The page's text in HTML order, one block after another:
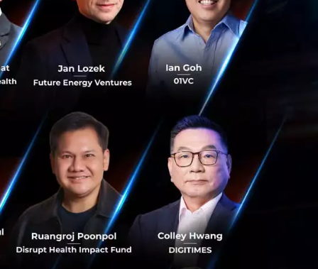
มานเฉลี่ยสูงถึง
กือบเท่าตัว
ละเทคโนโลยีมา
ให้สั้นและคมที่สุด
ะ Chronological
(อายุทาง